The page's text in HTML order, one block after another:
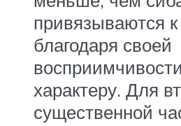
привязываются
благодаря своей
характеру. Для
существенной